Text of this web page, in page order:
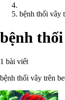
bệnh thối vây
bệnh
1 bài viết
bệnh thối vây trên